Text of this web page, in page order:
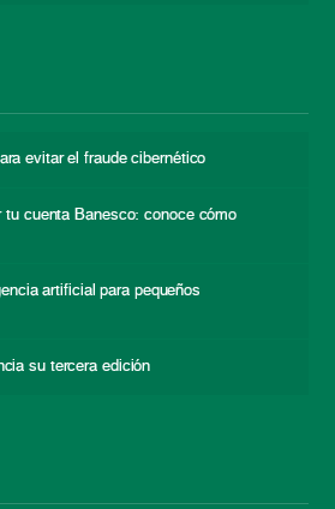
evitar el fraude cibernético
tu cuenta Banesco: conoce cómo
artificial para pequeños
su tercera edición